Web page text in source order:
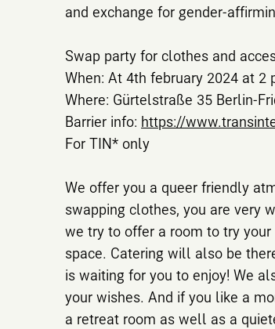
and exchange for gender-
Swap party for clothes and
When: At 4th february 2024 at 2
Where: Gürtelstraße 35 Berlin-
Barrier info: https://
For TIN* only
We offer you a queer friendly
swapping clothes, you are very
we try to offer a room to try
space. Catering will also be
is waiting for you to enjoy! We
your wishes. And if you like a
a retreat room as well as a